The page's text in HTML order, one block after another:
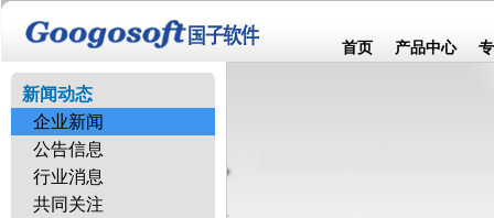
首页 产品中心
新闻动态
企业新闻
公告信息
行业消息
共同关注